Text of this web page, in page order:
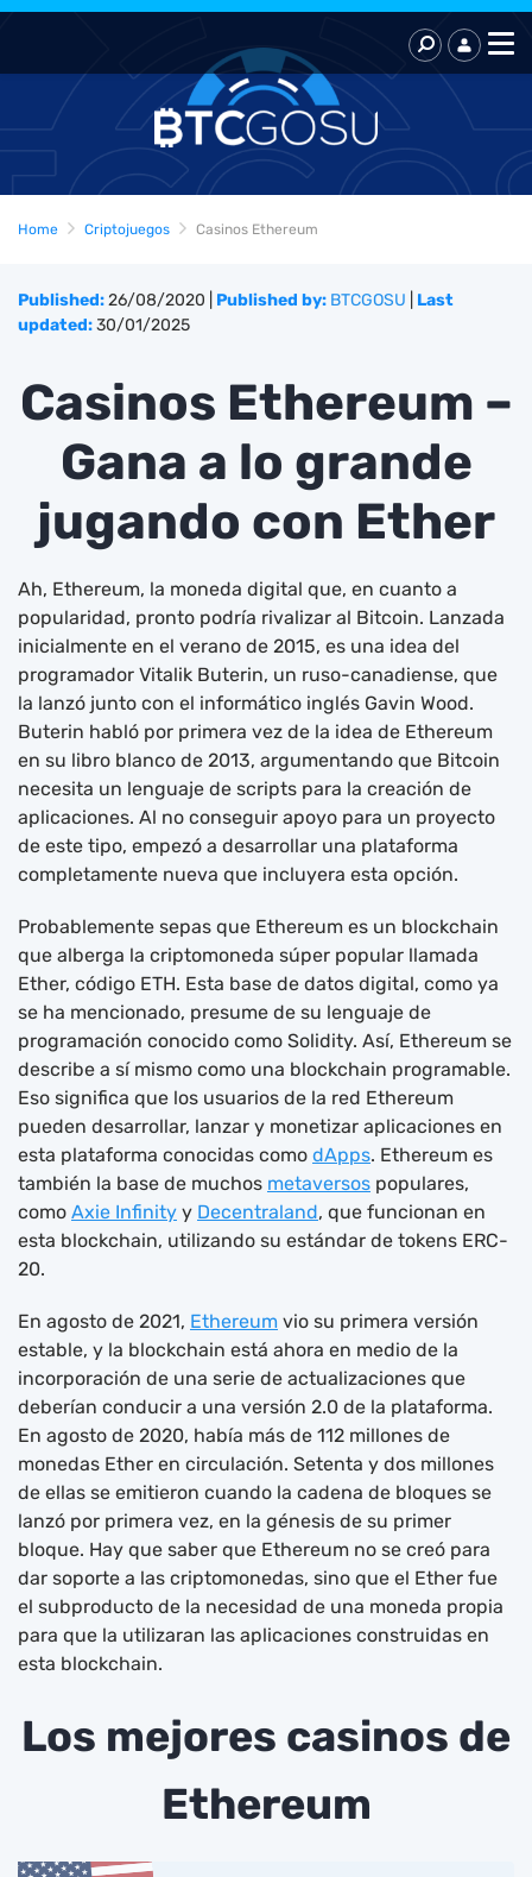
Home Criptojuegos Casinos Ethereum
Published:26/08/2020 Published by: BTCGOSU
Last
updated:30/01/2025
Casinos Ethereum –
Gana a lo grande
jugando con Ether
Ah, Ethereum, la moneda digital que, en cuanto a
popularidad, pronto podría rivalizar al Bitcoin. Lanzada
inicialmente en el verano de 2015, es una idea del
programador Vitalik Buterin, un ruso-canadiense, que
la lanzó junto con el informático inglés Gavin Wood.
Buterin habló por primera vez de la idea de Ethereum
en su libro blanco de 2013, argumentando que Bitcoin
necesita un lenguaje de scripts para la creación de
aplicaciones. Al no conseguir apoyo para un proyecto
de este tipo, empezó a desarrollar una plataforma
completamente nueva que incluyera esta opción.
Probablemente sepas que Ethereum es un blockchain
que alberga la criptomoneda súper popular llamada
Ether, código ETH. Esta base de datos digital, como ya
se ha mencionado, presume de su lenguaje de
programación conocido como Solidity. Así, Ethereum se
describe a sí mismo como una blockchain programable.
Eso significa que los usuarios de la red Ethereum
pueden desarrollar, lanzar y monetizar aplicaciones en
esta plataforma conocidas como dApps. Ethereum es
también la base de muchos metaversos populares,
como Axie Infinity y Decentraland, que funcionan en
esta blockchain, utilizando su estándar de tokens ERC-
20.
En agosto de 2021, Ethereum vio su primera versión
estable, y la blockchain está ahora en medio de la
incorporación de una serie de actualizaciones que
deberían conducir a una versión 2.0 de la plataforma.
En agosto de 2020, había más de 112 millones de
monedas Ether en circulación. Setenta y dos millones
de ellas se emitieron cuando la cadena de bloques se
lanzó por primera vez, en la génesis de su primer
bloque. Hay que saber que Ethereum no se creó para
dar soporte a las criptomonedas, sino que el Ether fue
el subproducto de la necesidad de una moneda propia
para que la utilizaran las aplicaciones construidas en
esta blockchain.
Los mejores casinos de
Ethereum